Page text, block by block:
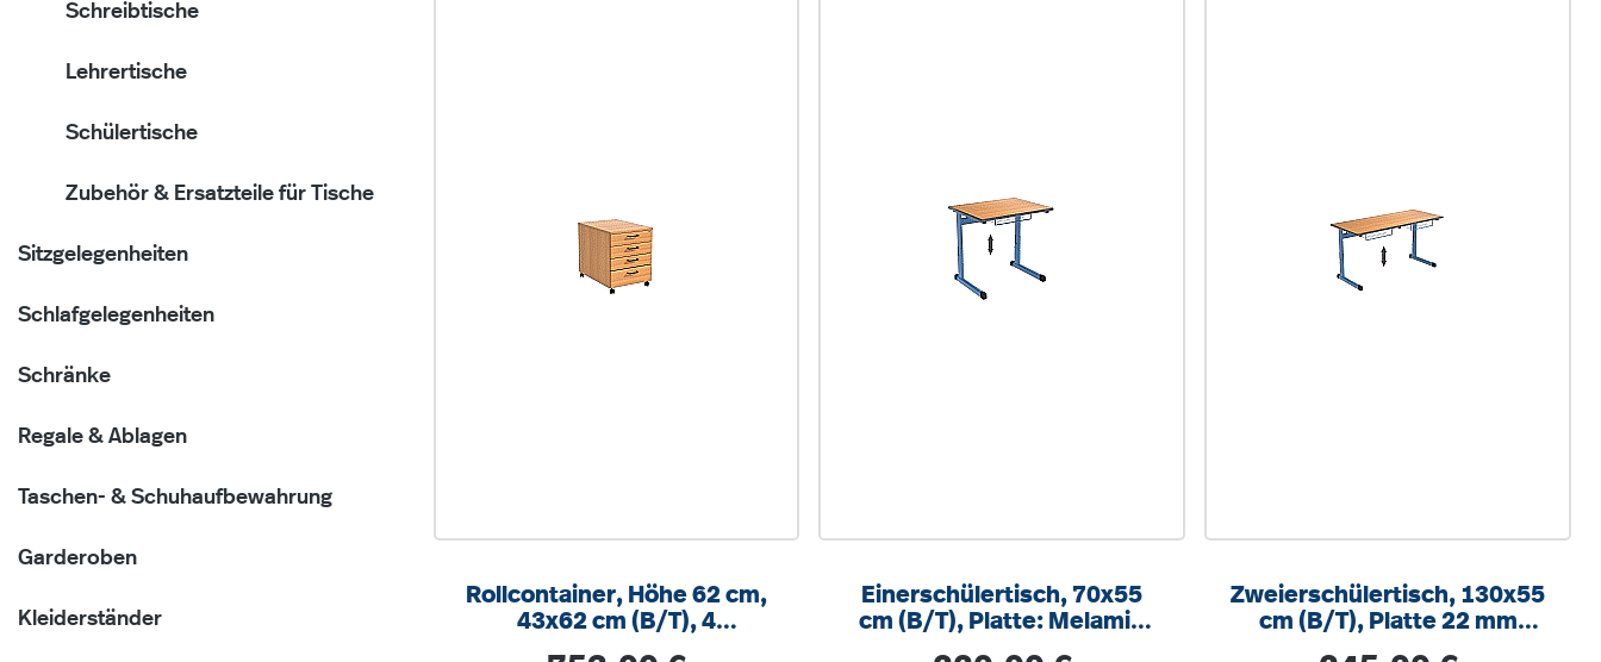
Schreibtische
Lehrertische
Schülertische
Zubehör & Ersatzteile für Tische
Sitzgelegenheiten
Schlafgelegenheiten
Schränke
Regale & Ablagen
Taschen- & Schuhaufbewahrung
Garderoben
Kleiderständer
Rollcontainer, Höhe 62 cm,
43x62 cm (B/T), 4
Einerschülertisch, 70x55
cm (B/T), Platte: Melamin
Zweierschülertisch, 130x55
cm (B/T), Platte 22 mm